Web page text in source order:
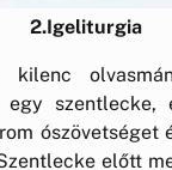
2.Igeliturgia
kilenc
egy szentlecke,
ószövetséget
előtt